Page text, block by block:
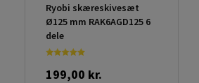
Ryobi skæreskivesæt
Ø125 mm RAK6AGD125 6
dele
199,00 kr.